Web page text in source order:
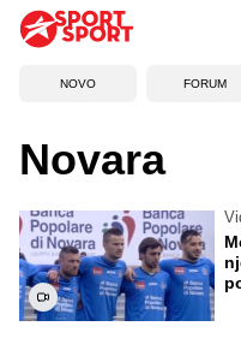
NOVO FORUM
Novara